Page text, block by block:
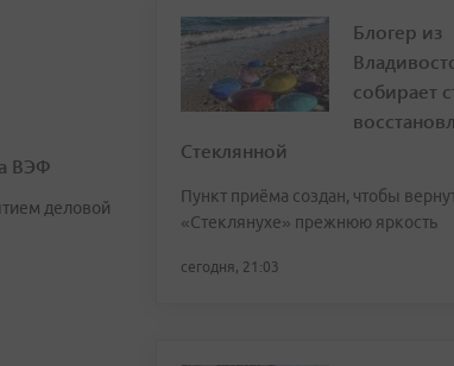
ВЭФ
деловой
Блогер из
собирает
Стеклянной
Пункт приёма создан, чтобы
«Стеклянухе» прежнюю яркость
сегодня, 21:03